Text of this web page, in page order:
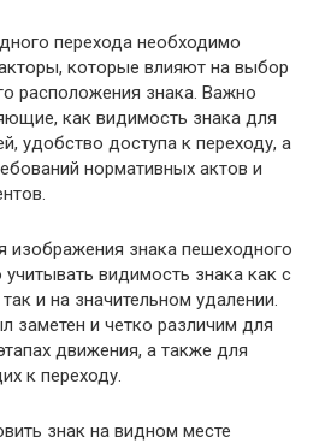
перехода необходимо
которые влияют на выбор
расположения знака. Важно
как видимость знака для
удобство доступа к переходу, а
нормативных актов и
изображения знака пешеходного
видимость знака как с
и на значительном удалении.
заметен и четко различим для
движения, а также для
к переходу.
знак на видном месте